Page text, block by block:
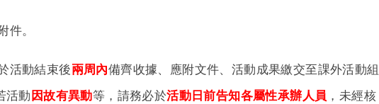
件。
活動結束後兩周內備齊收據、應附文件、活動成果繳交至課外活動組
活動 因故有異動等，請務必於活動日前告知各屬性承辦人員 ，未經核